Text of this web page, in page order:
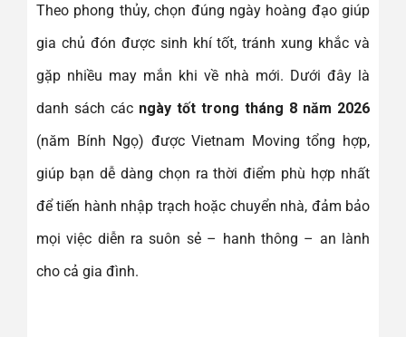
Theo phong thủy, chọn đúng ngày hoàng đạo giúp
gia chủ đón được sinh khí tốt, tránh xung khắc và
gặp nhiều may mắn khi về nhà mới. Dưới đây là
danh sách các ngày tốt trong tháng 8 năm 2026
(năm Bính Ngọ) được Vietnam Moving tổng hợp,
giúp bạn dễ dàng chọn ra thời điểm phù hợp nhất
để tiến hành nhập trạch hoặc chuyển nhà, đảm bảo
mọi việc diễn ra suôn sẻ – hanh thông – an lành
cho cả gia đình.